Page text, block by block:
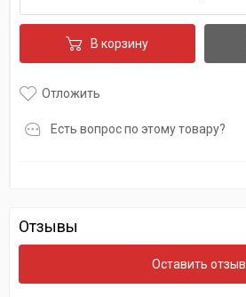
В корзину
Отложить
Есть вопрос по этому товару?
Отзывы
Оставить отзыв